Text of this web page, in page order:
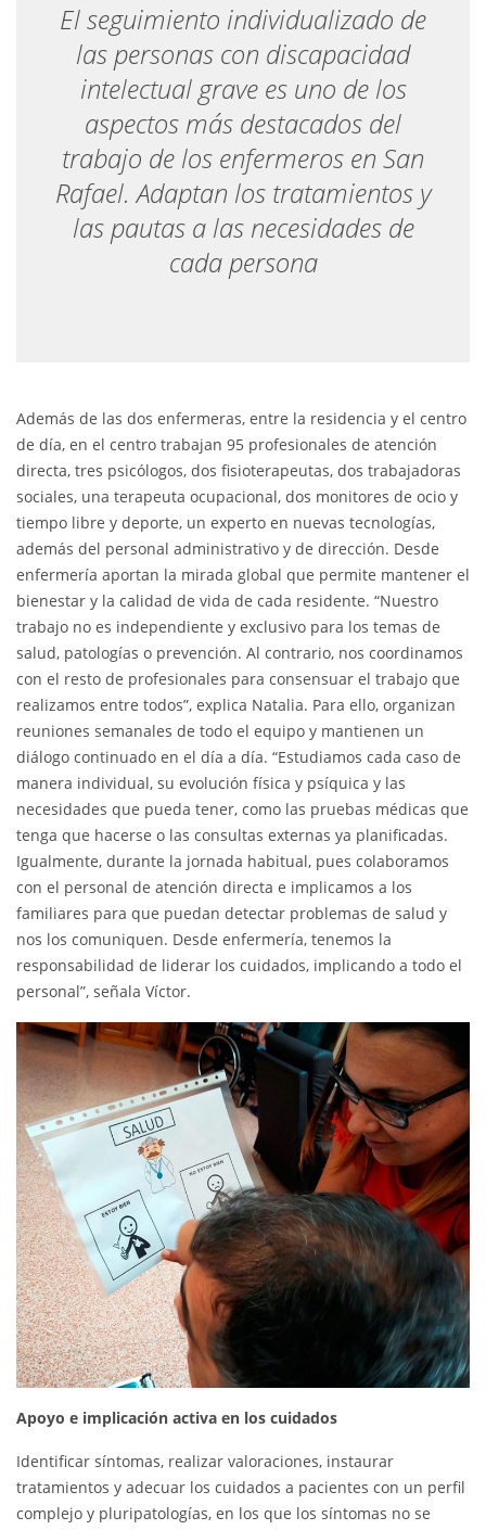
El seguimiento individualizado de
las personas con discapacidad
intelectual grave es uno de los
aspectos más destacados del
trabajo de los enfermeros en San
Rafael. Adaptan los tratamientos y
las pautas a las necesidades de
cada persona
Además de las dos enfermeras, entre la residencia y el centro
de día, en el centro trabajan 95 profesionales de atención
directa, tres psicólogos, dos fisioterapeutas, dos trabajadoras
sociales, una terapeuta ocupacional, dos monitores de ocio y
tiempo libre y deporte, un experto en nuevas tecnologías,
además del personal administrativo y de dirección. Desde
enfermería aportan la mirada global que permite mantener el
bienestar y la calidad de vida de cada residente. “Nuestro
trabajo no es independiente y exclusivo para los temas de
salud, patologías o prevención. Al contrario, nos coordinamos
con el resto de profesionales para consensuar el trabajo que
realizamos entre todos”, explica Natalia. Para ello, organizan
reuniones semanales de todo el equipo y mantienen un
diálogo continuado en el día a día. “Estudiamos cada caso de
manera individual, su evolución física y psíquica y las
necesidades que pueda tener, como las pruebas médicas que
tenga que hacerse o las consultas externas ya planificadas.
Igualmente, durante la jornada habitual, pues colaboramos
con el personal de atención directa e implicamos a los
familiares para que puedan detectar problemas de salud y
nos los comuniquen. Desde enfermería, tenemos la
responsabilidad de liderar los cuidados, implicando a todo el
personal”, señala Víctor.
Apoyo e implicación activa en los cuidados
Identificar síntomas, realizar valoraciones, instaurar
tratamientos y adecuar los cuidados a pacientes con un perfil
complejo y pluripatologías, en los que los síntomas no se